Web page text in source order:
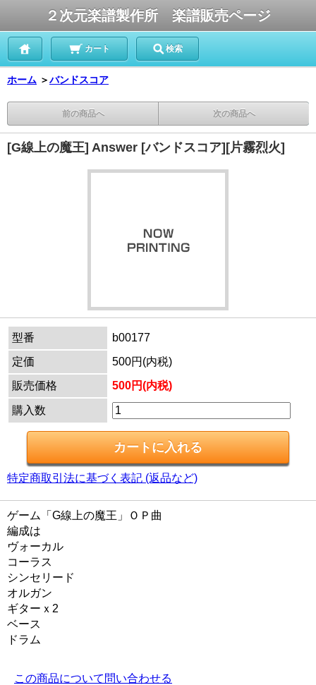
２次元楽譜製作所 楽譜販売ページ
カート 検索
ホーム ＞バンドスコア
前の商品へ 次の商品へ
[G線上の魔王] Answer [バンドスコア][片霧烈火]
型番
b00177
定価
500円(内税)
販売価格
500円(内税)
購入数
特定商取引法に基づく表記 (返品など)
ゲーム「G線上の魔王」ＯＰ曲
編成は
ヴォーカル
コーラス
シンセリード
オルガン
ギターｘ2
ベース
ドラム
この商品について問い合わせる